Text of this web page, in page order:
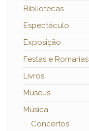
Bibliotecas
Espectáculo
Exposição
Festas e Romarias
Livros
Museus
Música
Concertos